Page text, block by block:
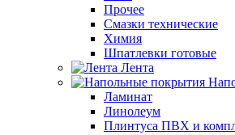
Прочее
Смазки технические
Химия
Шпатлевки готовые
Лента
Ламинат
Линолеум
Плинтуса ПВХ и